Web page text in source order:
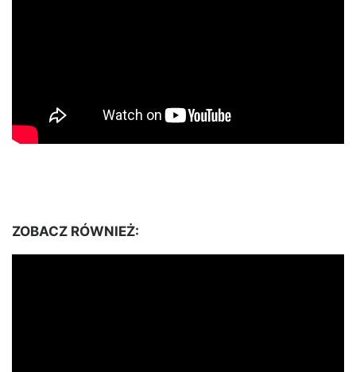
ZOBACZ RÓWNIEŻ: